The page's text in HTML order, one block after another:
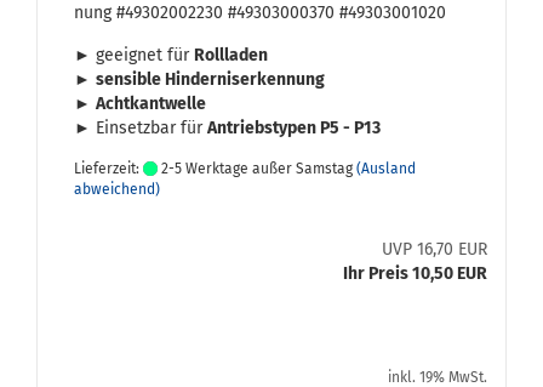
nung #49302002230 #49303000370 #49303001020
► ge­eig­net für Roll­la­den
► sen­si­ble Hin­der­nis­er­ken­nung
► Acht­kant­wel­le
► Ein­setz­bar fürAn­triebs­ty­pen P5 - P13
Lieferzeit: 2-5 Werktage außer Samstag (Ausland
abweichend)
UVP 16,70 EUR
Ihr Preis 10,50 EUR
inkl. 19% MwSt.